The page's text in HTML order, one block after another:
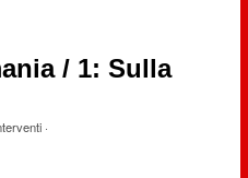
/ 1: Sulla
·